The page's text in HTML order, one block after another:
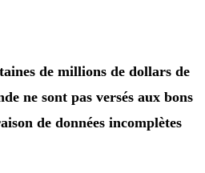
de millions de dollars de
ne sont pas versés aux bons
de données incomplètes